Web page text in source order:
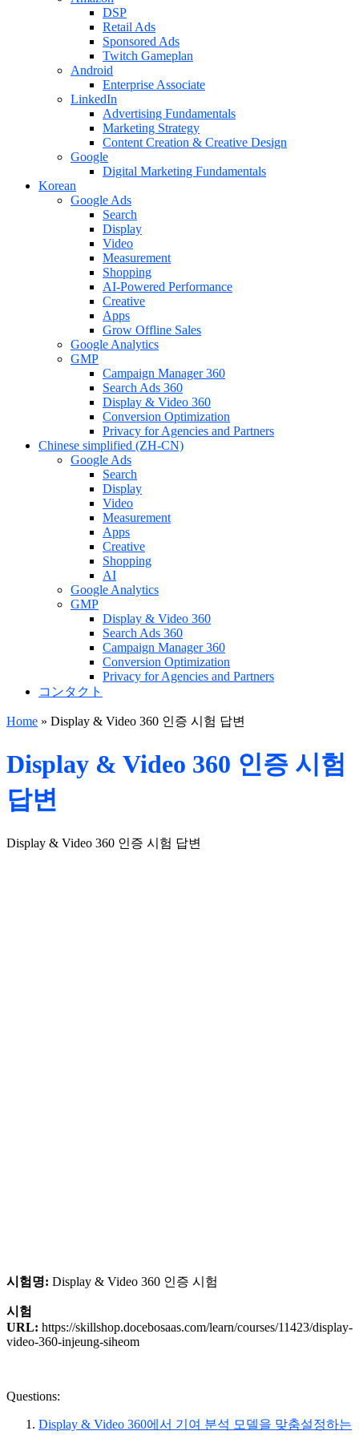
DSP
Retail Ads
Sponsored Ads
Twitch Gameplan
Android
Enterprise Associate
LinkedIn
Advertising Fundamentals
Marketing Strategy
Content Creation & Creative Design
Google
Digital Marketing Fundamentals
Korean
Google Ads
Search
Display
Video
Measurement
Shopping
AI-Powered Performance
Creative
Apps
Grow Offline Sales
Google Analytics
GMP
Campaign Manager 360
Search Ads 360
Display & Video 360
Conversion Optimization
Privacy for Agencies and Partners
Chinese simplified (ZH-CN)
Google Ads
Search
Display
Video
Measurement
Apps
Creative
Shopping
AI
Google Analytics
GMP
Display & Video 360
Search Ads 360
Campaign Manager 360
Conversion Optimization
Privacy for Agencies and Partners
コンタクト
Home » Display & Video 360 인증 시험 답변
Display & Video 360 인증 시험
답변
Display & Video 360 인증 시험 답변
시험명: Display & Video 360 인증 시험
시험
URL: https://skillshop.docebosaas.com/learn/courses/11423/display-
video-360-injeung-siheom
Questions:
Display & Video 360에서 기여 분석 모델을 맞춤설정하는